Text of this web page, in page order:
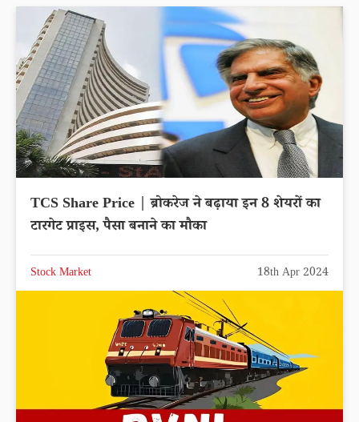
TCS Share Price | ब्रोकरेज ने बढ़ाया इन 8 शेयरों का
टारगेट प्राइस, पैसा बनाने का मौका
Stock Market 18th Apr 2024